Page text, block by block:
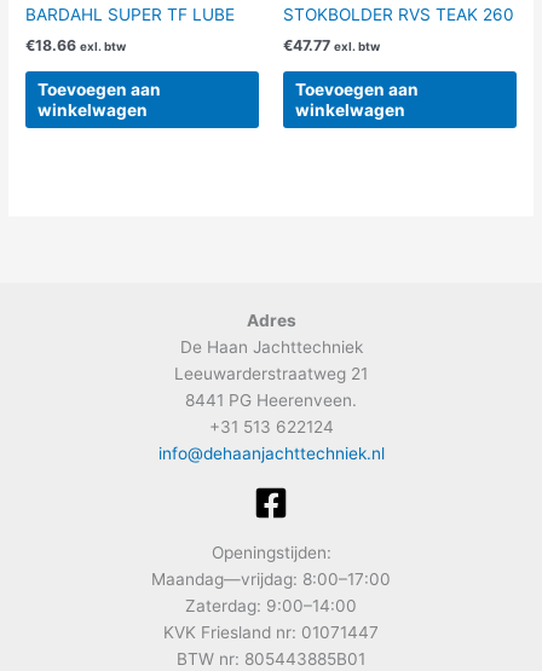
BARDAHL SUPER TF LUBE
€18.66 exl. btw
Toevoegen aan
winkelwagen
STOKBOLDER RVS TEAK 260
€47.77 exl. btw
Toevoegen aan
winkelwagen
Adres
De Haan Jachttechniek
Leeuwarderstraatweg 21
8441 PG Heerenveen.
+31 513 622124
info@dehaanjachttechniek.nl
Openingstijden:
Maandag—vrijdag: 8:00–17:00
Zaterdag: 9:00–14:00
KVK Friesland nr: 01071447
BTW nr: 805443885B01